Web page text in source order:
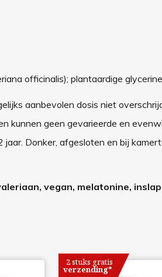
officinalis); plantaardige
aanbevolen dosis niet
kunnen geen gevarieerde en
Donker, afgesloten en bij
vegan, melatonine,
2 stuks gratis
verzending*